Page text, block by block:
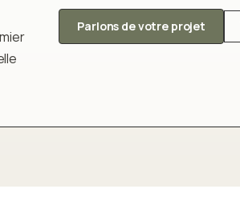
Parlons de votre projet